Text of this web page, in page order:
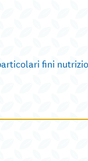
fini